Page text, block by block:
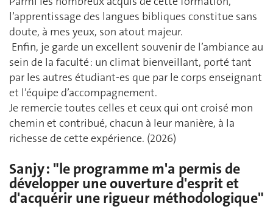
l’apprentissage des langues bibliques constitue sans
doute, à mes yeux, son atout majeur.
Enfin, je garde un excellent souvenir de l’ambiance au
sein de la faculté : un climat bienveillant, porté tant
par les autres étudiant-es que par le corps enseignant
et l’équipe d’accompagnement.
Je remercie toutes celles et ceux qui ont croisé mon
chemin et contribué, chacun à leur manière, à la
richesse de cette expérience. (2026)
Sanjy : "le programme m'a permis de
développer une ouverture d'esprit et
d'acquérir une rigueur méthodologique"